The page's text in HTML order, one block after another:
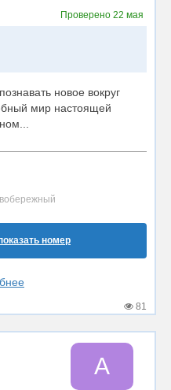
Проверено22 мая
новое вокруг
мир настоящей
номер
81
А